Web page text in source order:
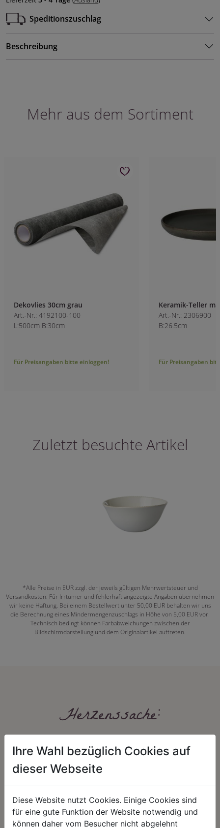
Speditionszuschlag
Beschreibung
Mehr aus dem Sortiment
Dekovlies 30cm grau
Art.-Nr.: 4192100-100
L:500cm B:30cm
Für Preisangaben bitte einloggen!
Keramik-Teller
Art.-Nr.: 2306900
B:26.5cm
Für Preisangaben
Zuletzt besuchte Artikel
*Alle Preise in EUR zzgl. der jeweils gültigen Mehrwertsteuer und
Versandkosten. Für Irrtümer und fehlerhaft angezeigte Angaben übernehmen
wir keine Haftung. Bei einem Bestellwert unter 50,00 EUR behalten wir uns
die Berechnung eines Mindermengenzuschlags in Höhe von 5,00 EUR vor.
Technisch bedingt können Farbabweichungen zwischen der
Bildschirmdarstellung und dem Originalartikel auftreten.
Herzenssache:
HARMONIE
Unser Sortiment steht für ein
FAIRNESS
Nicht immer ist der günstigste Preis
Ihre Wahl bezüglich Cookies auf
dieser Webseite
Diese Website nutzt Cookies. Einige Cookies sind
für eine gute Funktion der Website notwendig und
können daher vom Besucher nicht abgelehnt